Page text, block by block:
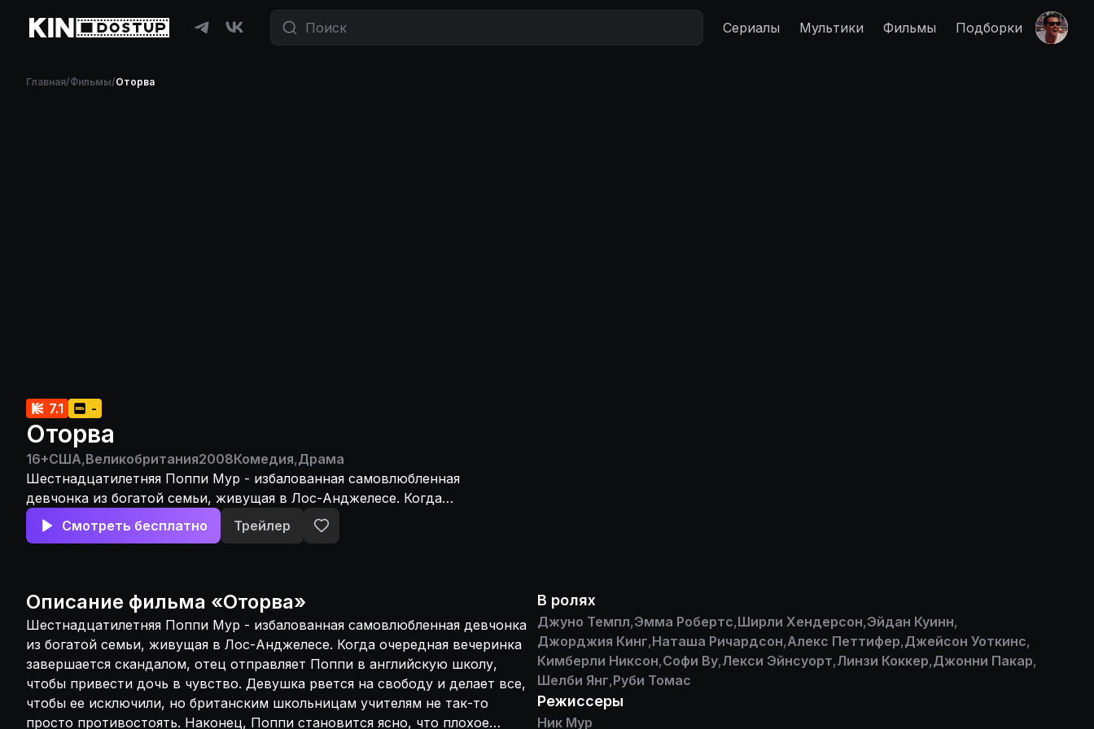
Сериалы Мультики Фильмы Подборки
Главная/Фильмы/Оторва
7.1 -
Оторва
16+США,Великобритания2008Комедия,Драма
Шестнадцатилетняя Поппи Мур - избалованная самовлюбленная
девчонка из богатой семьи, живущая в Лос-Анджелесе. Когда
очередная вечеринка завершается скандалом, отец отправляет
Поппи в английскую школу, чтобы привести дочь в чувство.
противостоять. Наконец, Поппи становится ясно, что плохое
поведение ей не поможет, и вместе с новыми подругами она
разрабатывает идеальный план побега. Но именно благодаря этому
плану она понимает, что, возможно, хочет остаться...
Смотреть бесплатно Трейлер
Описание фильма «Оторва»
Шестнадцатилетняя Поппи Мур - избалованная самовлюбленная девчонка
из богатой семьи, живущая в Лос-Анджелесе. Когда очередная вечеринка
завершается скандалом, отец отправляет Поппи в английскую школу,
чтобы привести дочь в чувство. Девушка рвется на свободу и делает все,
чтобы ее исключили, но британским школьницам учителям не так-то
просто противостоять. Наконец, Поппи становится ясно, что плохое
В ролях
Джуно Темпл,Эмма Робертс,Ширли Хендерсон,Эйдан Куинн,
Джорджия Кинг,Наташа Ричардсон,Алекс Петтифер,Джейсон Уоткинс,
Кимберли Никсон,Софи Ву,Лекси Эйнсуорт,Линзи Коккер,Джонни Пакар,
Шелби Янг,Руби Томас
Режиссеры
Ник Мур